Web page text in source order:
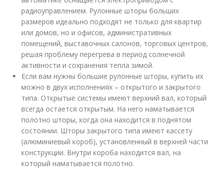
радиоуправлением. Рулонные шторы больших
размеров идеально подходят не только для квартир
или домов, но и офисов, административных
помещений, выставочных салонов, торговых центров,
решая проблему перегрева в период солнечной
активности и сохранения тепла зимой.
Если вам нужны большие рулонные шторы, купить их
можно в двух исполнениях – открытого и закрытого
типа. Открытые системы имеют верхний вал, который
всегда остается открытым. На него наматывается
полотно шторы, когда она находится в поднятом
состоянии. Шторы закрытого типа имеют кассету
(алюминиевый короб), установленный в верхней части
конструкции. Внутри короба находится вал, на
который наматывается полотно.